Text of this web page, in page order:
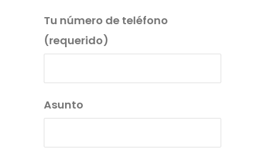
Tu número de teléfono
(requerido)
Asunto